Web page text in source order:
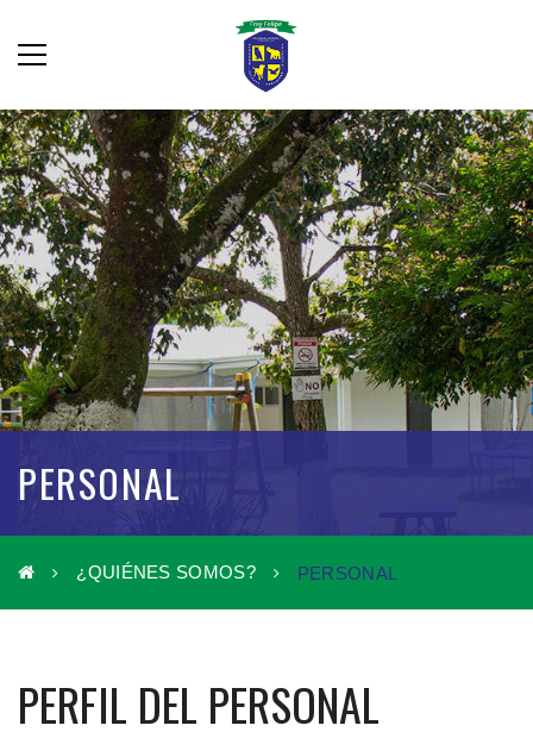
PERSONAL
¿QUIÉNES SOMOS? PERSONAL
PERFIL DEL PERSONAL